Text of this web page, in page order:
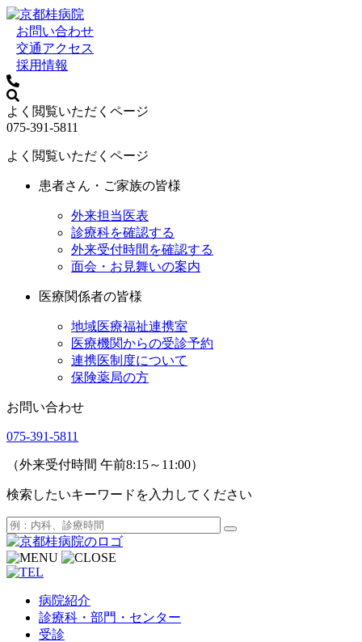
お問い合わせ
交通アクセス
採用情報
よく閲覧いただくページ
075-391-5811
よく閲覧いただくページ
患者さん・ご家族の皆様
外来担当医表
診療科を確認する
外来受付時間を確認する
面会・お見舞いの案内
医療関係者の皆様
地域医療福祉連携室
医療機関からの受診予約
連携医制度について
保険薬局の方
お問い合わせ
075-391-5811
（外来受付時間 午前8:15～11:00）
検索したいキーワードを入力してください
病院紹介
診療科・部門・センター
受診